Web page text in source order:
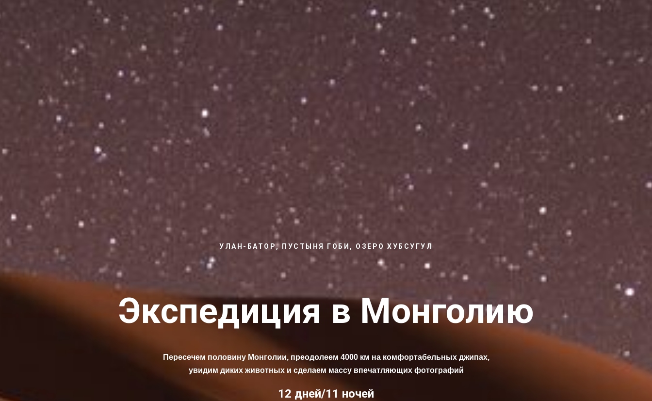
УЛАН-БАТОР, ПУСТЫНЯ ГОБИ, ОЗЕРО ХУБСУГУЛ
Экспедиция в Монголию
Пересечем половину Монголии, преодолеем 4000 км на комфортабельных джипах,
увидим диких животных и сделаем массу впечатляющих фотографий
12 дней/11 ночей